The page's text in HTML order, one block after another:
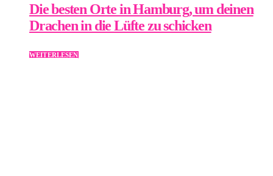
Die besten Orte in Hamburg, um deinen
Drachen in die Lüfte zu schicken
WEITERLESEN